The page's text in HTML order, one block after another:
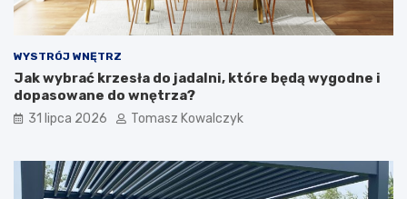
WYSTRÓJ WNĘTRZ
Jak wybrać krzesła do jadalni, które będą wygodne i
dopasowane do wnętrza?
31 lipca 2026 Tomasz Kowalczyk